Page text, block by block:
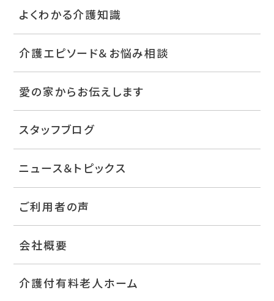
よくわかる介護知識
介護エピソード＆お悩み相談
愛の家からお伝えします
スタッフブログ
ニュース＆トピックス
ご利用者の声
会社概要
介護付有料老人ホーム